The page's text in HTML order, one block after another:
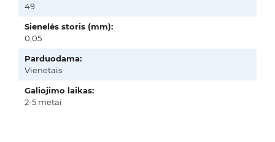
49
Sienelės storis (mm):
0,05
Parduodama:
Vienetais
Galiojimo laikas:
2-5 metai